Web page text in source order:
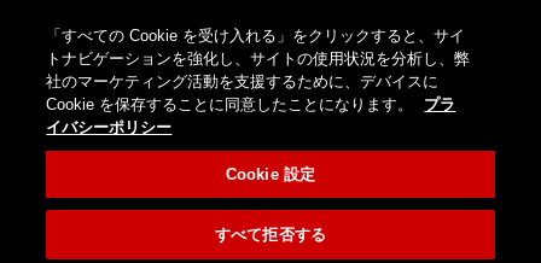
ン
ラ
イ
ン
ス
ア
ロ
グ
イ
登
ブロ
グ
（海
イ
ト）
お
問
い
わ
国
を
選
し
く
Nobel
Biocare
検
索
Menu
「すべての Cookie を受け入れる」をクリックすると、サイ
トナビゲーションを強化し、サイトの使用状況を分析し、弊
社のマーケティング活動を支援するために、デバイスに
Cookie を保存することに同意したことになります。
プラ
イバシーポリシー
Cookie 設定
すべて拒否する